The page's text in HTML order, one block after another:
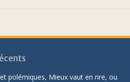
polémiques, Mieux vaut en rire, ou